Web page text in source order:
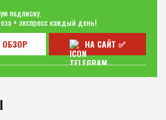
подписку.
+ экспресс каждый день!
ОБЗОР НА САЙТ ✅